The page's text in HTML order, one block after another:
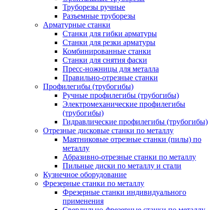
Труборезы ручные
Разъемные труборезы
Арматурные станки
Станки для гибки арматуры
Станки для резки арматуры
Комбинированные станки
Станки для снятия фаски
Пресс-ножницы для металла
Правильно-отрезные станки
Профилегибы (трубогибы)
Ручные профилегибы (трубогибы)
Электромеханические профилегибы
(трубогибы)
Гидравлические профилегибы (трубогибы)
Отрезные дисковые станки по металлу
Маятниковые отрезные станки (пилы) по
металлу
Абразивно-отрезные станки по металлу
Пильные диски по металлу и стали
Кузнечное оборудование
Фрезерные станки по металлу
Фрезерные станки индивидуального
применения